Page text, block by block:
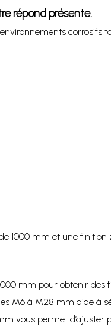
répond présente.
1000 mm et une
mm pour obtenir des
M6 à M28 mm aide à
vous permet